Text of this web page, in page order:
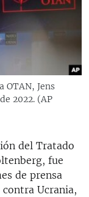
OTAN, Jens
2022. (AP
del Tratado
fue
de prensa
Ucrania,